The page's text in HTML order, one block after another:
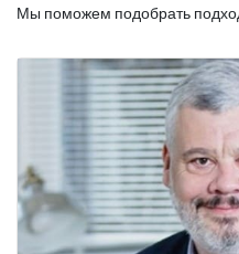
Мы поможем подобрать